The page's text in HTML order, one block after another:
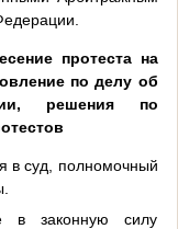
протеста на
по делу об
решения по
в суд, полномочный
в законную силу